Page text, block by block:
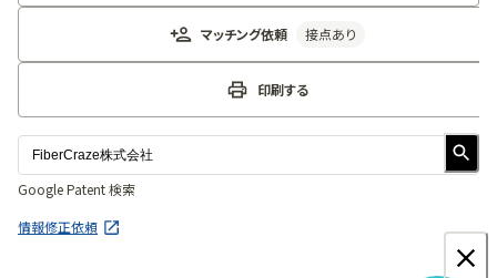
マッチング依頼 接点あり
印刷する
Google Patent 検索
情報修正依頼